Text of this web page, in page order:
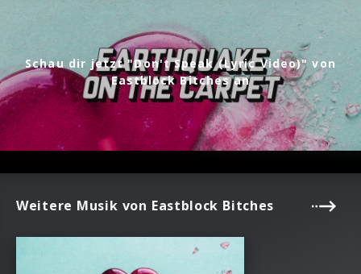
Schau dir jetzt "Don't Speak (Lyric Video)" von
Eastblock Bitches an
Weitere Musik von Eastblock Bitches